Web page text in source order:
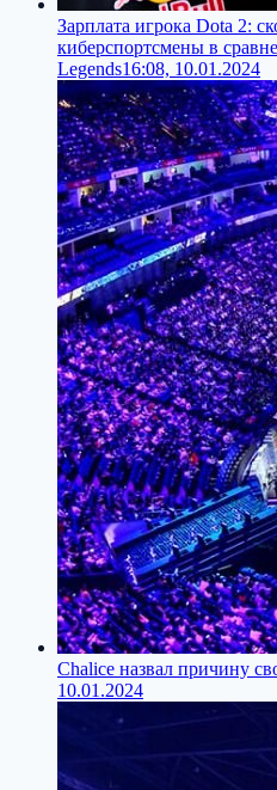
Зарплата игрока Dota 2:
киберспортсмены в
Legends16:08, 10.01.2024
Chalice назвал причину
10.01.2024